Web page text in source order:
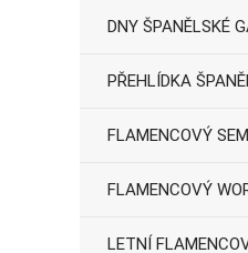
DNY ŠPANĚLSKÉ
PŘEHLÍDKA
FLAMENCOVÝ
FLAMENCOVÝ
LETNÍ